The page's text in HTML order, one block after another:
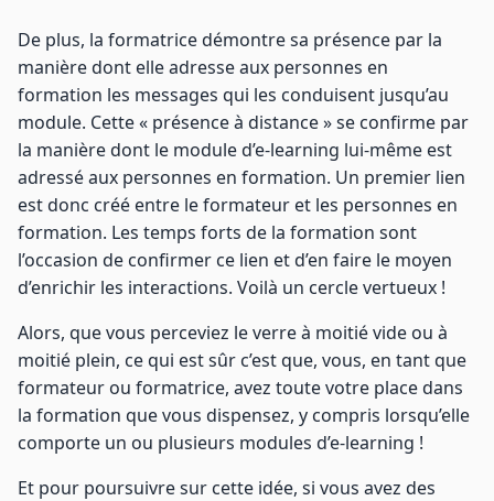
De plus, la formatrice démontre sa présence par la
manière dont elle adresse aux personnes en
formation les messages qui les conduisent jusqu’au
module. Cette « présence à distance » se confirme par
la manière dont le module d’e-learning lui-même est
adressé aux personnes en formation. Un premier lien
est donc créé entre le formateur et les personnes en
formation. Les temps forts de la formation sont
l’occasion de confirmer ce lien et d’en faire le moyen
d’enrichir les interactions. Voilà un cercle vertueux !
Alors, que vous perceviez le verre à moitié vide ou à
moitié plein, ce qui est sûr c’est que, vous, en tant que
formateur ou formatrice, avez toute votre place dans
la formation que vous dispensez, y compris lorsqu’elle
comporte un ou plusieurs modules d’e-learning !
Et pour poursuivre sur cette idée, si vous avez des